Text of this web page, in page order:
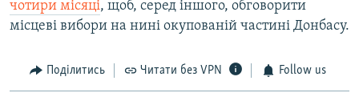
чотири місяці, щоб, серед іншого, обговорити
місцеві вибори на нині окупованій частині Донбасу.
Поділитись Читати без VPN Follow us